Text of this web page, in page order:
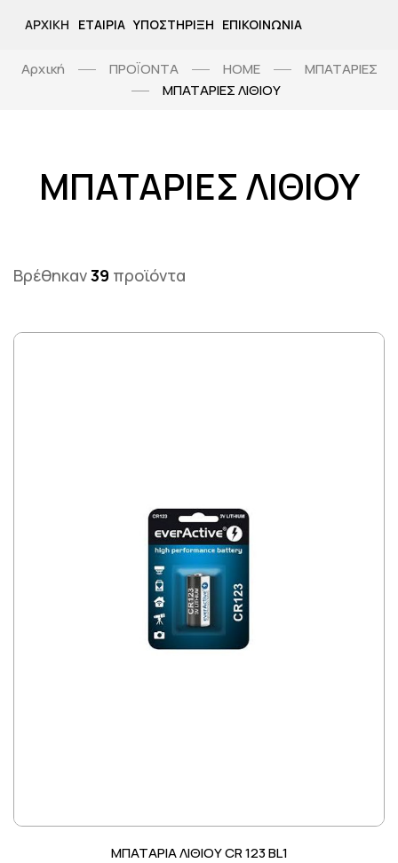
ΑΡΧΙΚΉ ΕΤΑΙΡΊΑ ΥΠΟΣΤΉΡΙΞΗ ΕΠΙΚΟΙΝΩΝΊΑ
Αρχική ΠΡΟΪΟΝΤΑ HOME
ΜΠΑΤΑΡΙΕΣ
ΜΠΑΤΑΡΙΕΣ ΛΙΘΙΟΥ
ΜΠΑΤΑΡΙΕΣ ΛΙΘΙΟΥ
Βρέθηκαν39 προϊόντα
ΜΠΑΤΑΡΙΑ ΛΙΘΙΟΥ CR 123 BL1